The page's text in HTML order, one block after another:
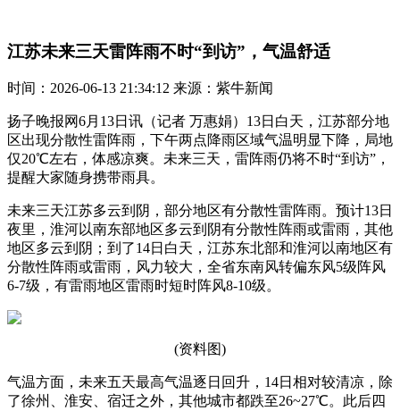
江苏未来三天雷阵雨不时“到访”，气温舒适
时间：2026-06-13 21:34:12 来源：紫牛新闻
扬子晚报网6月13日讯（记者 万惠娟）13日白天，江苏部分地
区出现分散性雷阵雨，下午两点降雨区域气温明显下降，局地
仅20℃左右，体感凉爽。未来三天，雷阵雨仍将不时“到访”，
提醒大家随身携带雨具。
未来三天江苏多云到阴，部分地区有分散性雷阵雨。预计13日
夜里，淮河以南东部地区多云到阴有分散性阵雨或雷雨，其他
地区多云到阴；到了14日白天，江苏东北部和淮河以南地区有
分散性阵雨或雷雨，风力较大，全省东南风转偏东风5级阵风
6-7级，有雷雨地区雷雨时短时阵风8-10级。
(资料图)
气温方面，未来五天最高气温逐日回升，14日相对较清凉，除
了徐州、淮安、宿迁之外，其他城市都跌至26~27℃。此后四